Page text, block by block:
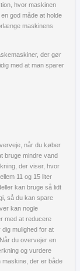
hvor maskinen
god måde at holde
maskinens
der gør
med at man sparer
når du køber
bruge mindre vand
der viser, hvor
11 og 15 liter
kan bruge så lidt
så du kan spare
kan nogle
med at reducere
mulighed for at
du overvejer en
og vurdere
der er både